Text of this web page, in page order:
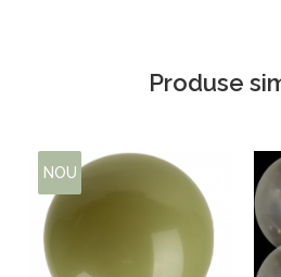
Produse
NOU